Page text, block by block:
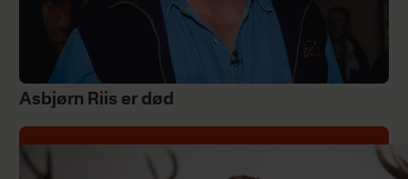
Asbjørn Riis er død